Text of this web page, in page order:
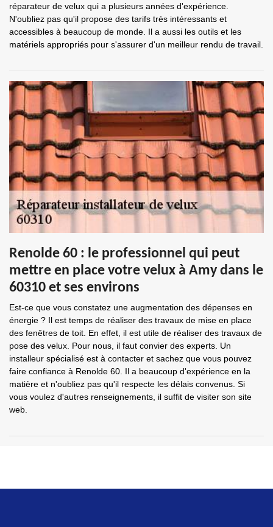
réparateur de velux qui a plusieurs années d'expérience.
N'oubliez pas qu'il propose des tarifs très intéressants et
accessibles à beaucoup de monde. Il a aussi les outils et les
matériels appropriés pour s'assurer d'un meilleur rendu de travail.
Renolde 60 : le professionnel qui peut
mettre en place votre velux à Amy dans le
60310 et ses environs
Est-ce que vous constatez une augmentation des dépenses en
énergie ? Il est temps de réaliser des travaux de mise en place
des fenêtres de toit. En effet, il est utile de réaliser des travaux de
pose des velux. Pour nous, il faut convier des experts. Un
installeur spécialisé est à contacter et sachez que vous pouvez
faire confiance à Renolde 60. Il a beaucoup d'expérience en la
matière et n'oubliez pas qu'il respecte les délais convenus. Si
vous voulez d'autres renseignements, il suffit de visiter son site
web.